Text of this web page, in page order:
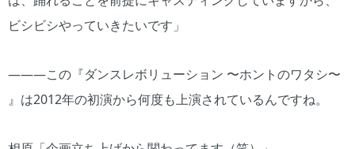
ビシビシやっていきたいです」
―――この『ダンスレボリューション 〜ホントのワタシ〜
』は2012年の初演から何度も上演されているんですね。